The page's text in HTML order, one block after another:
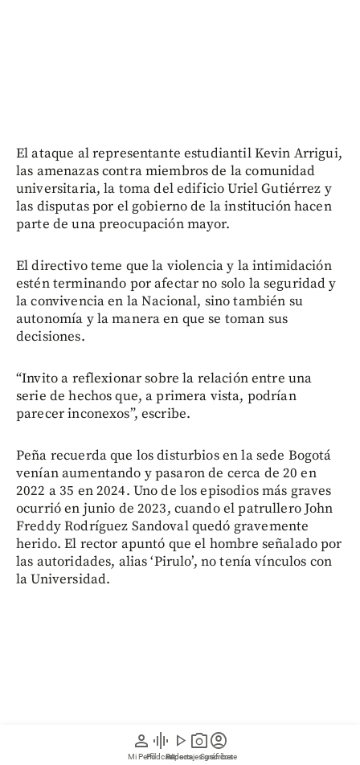
person
Mi Perfil
graphic_eq
Pódcast
play_arrow
Videos
photo_camera
Reportajes gráficos
account_circle
Suscríbete
El ataque al representante estudiantil Kevin Arrigui,
las amenazas contra miembros de la comunidad
universitaria, la toma del edificio Uriel Gutiérrez y
las disputas por el gobierno de la institución hacen
parte de una preocupación mayor.
El directivo teme que la violencia y la intimidación
estén terminando por afectar no solo la seguridad y
la convivencia en la Nacional, sino también su
autonomía y la manera en que se toman sus
decisiones.
“Invito a reflexionar sobre la relación entre una
serie de hechos que, a primera vista, podrían
parecer inconexos”, escribe.
Peña recuerda que los disturbios en la sede Bogotá
venían aumentando y pasaron de cerca de 20 en
2022 a 35 en 2024. Uno de los episodios más graves
ocurrió en junio de 2023, cuando el patrullero John
Freddy Rodríguez Sandoval quedó gravemente
herido. El rector apuntó que el hombre señalado por
las autoridades, alias ‘Pirulo’, no tenía vínculos con
la Universidad.